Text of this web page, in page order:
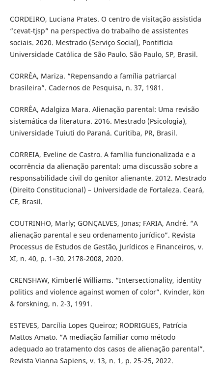
CORDEIRO, Luciana Prates. O centro de visitação assistida
“cevat-tjsp” na perspectiva do trabalho de assistentes
sociais. 2020. Mestrado (Serviço Social), Pontifícia
Universidade Católica de São Paulo. São Paulo, SP, Brasil.
CORRÊA, Mariza. “Repensando a família patriarcal
brasileira”. Cadernos de Pesquisa, n. 37, 1981.
CORRÊA, Adalgiza Mara. Alienação parental: Uma revisão
sistemática da literatura. 2016. Mestrado (Psicologia),
Universidade Tuiuti do Paraná. Curitiba, PR, Brasil.
CORREIA, Eveline de Castro. A família funcionalizada e a
ocorrência da alienação parental: uma discussão sobre a
responsabilidade civil do genitor alienante. 2012. Mestrado
(Direito Constitucional) – Universidade de Fortaleza. Ceará,
CE, Brasil.
COUTRINHO, Marly; GONÇALVES, Jonas; FARIA, André. “A
alienação parental e seu ordenamento jurídico”. Revista
Processus de Estudos de Gestão, Jurídicos e Financeiros, v.
XI, n. 40, p. 1–30. 2178-2008, 2020.
CRENSHAW, Kimberlé Williams. “Intersectionality, identity
politics and violence against women of color”. Kvinder, kön
& forskning, n. 2-3, 1991.
ESTEVES, Darcília Lopes Queiroz; RODRIGUES, Patrícia
Mattos Amato. “A mediação familiar como método
adequado ao tratamento dos casos de alienação parental”.
Revista Vianna Sapiens, v. 13, n. 1, p. 25-25, 2022.